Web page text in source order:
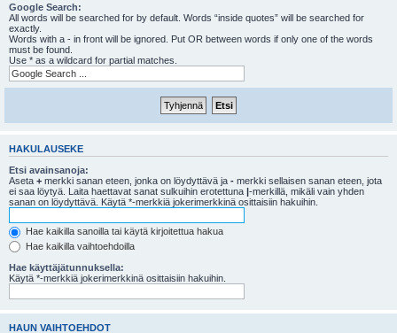
Google Search:
All words will be searched for by default. Words “inside quotes” will be searched for
exactly.
Words with a - in front will be ignored. Put OR between words if only one of the words
must be found.
Use * as a wildcard for partial matches.
HAKULAUSEKE
Etsi avainsanoja:
Aseta + merkki sanan eteen, jonka on löydyttävä ja - merkki sellaisen sanan eteen, jota
ei saa löytyä. Laita haettavat sanat sulkuihin erotettuna |-merkillä, mikäli vain yhden
sanan on löydyttävä. Käytä *-merkkiä jokerimerkkinä osittaisiin hakuihin.
Hae kaikilla sanoilla tai käytä kirjoitettua hakua
Hae kaikilla vaihtoehdoilla
Hae käyttäjätunnuksella:
Käytä *-merkkiä jokerimerkkinä osittaisiin hakuihin.
HAUN VAIHTOEHDOT